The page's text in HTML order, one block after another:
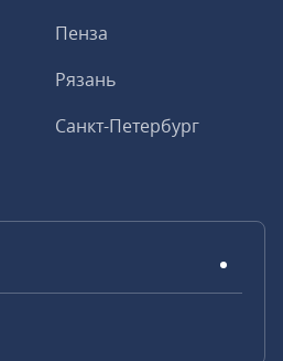
Пенза
Рязань
Санкт-Петербург